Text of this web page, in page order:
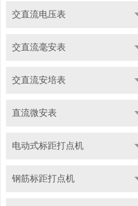
交直流电压表
交直流毫安表
交直流安培表
直流微安表
电动式标距打点机
钢筋标距打点机